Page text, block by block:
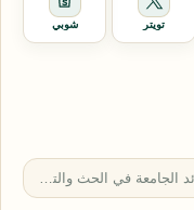
تويتر شوبي